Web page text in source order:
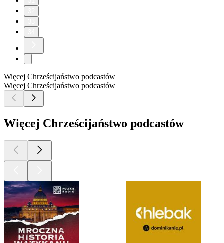
Więcej Chrześcijaństwo podcastów
Więcej Chrześcijaństwo podcastów
Więcej Chrześcijaństwo podcastów